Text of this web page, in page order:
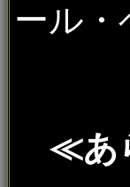
ール
≪あ